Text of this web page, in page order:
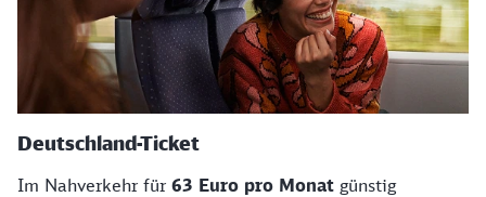
Deutschland-Ticket
Im Nahverkehr für 63 Euro pro Monat günstig